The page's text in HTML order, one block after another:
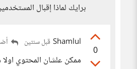
برايك لماذا إقبال
0
Shamlul قبل سنتين
ممكن علشان المحتوي